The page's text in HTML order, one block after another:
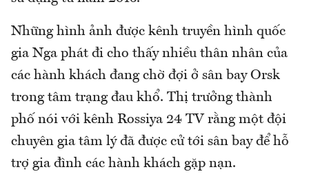
Những hình ảnh được kênh truyền hình quốc
gia Nga phát đi cho thấy nhiều thân nhân của
các hành khách đang chờ đợi ở sân bay Orsk
trong tâm trạng đau khổ. Thị trưởng thành
phố nói với kênh Rossiya 24 TV rằng một đội
chuyên gia tâm lý đã được cử tới sân bay để hỗ
trợ gia đình các hành khách gặp nạn.